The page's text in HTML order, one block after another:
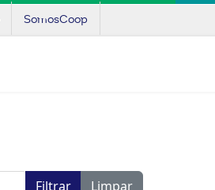
SomosCoop
Filtrar Limpar